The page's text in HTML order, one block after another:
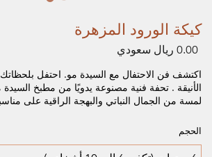
كيكة الورود المزهرة
السعر
0.00 ريال سعودي
اكتشف فن الاحتفال مع السيدة مو. احتفل
الأنيقة . تحفة فنية مصنوعة يدويًا من مطبخ السيدة
لمسة من الجمال النباتي والبهجة الراقية على
الحجم